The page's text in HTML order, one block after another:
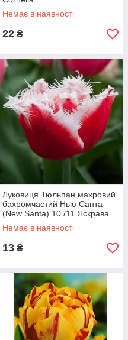
Немає в наявності
22 ₴
Луковиця Тюльпан махровий
бахромчастий Нью Санта
(New Santa) 10 /11 Яскрава
Немає в наявності
13 ₴